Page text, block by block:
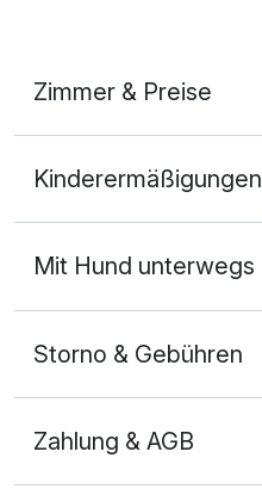
Zimmer & Preise
2 Erwachsene und 1 Kind
Kinderermäßigungen
Mit Hund unterwegs
Storno & Gebühren
Zahlung & AGB